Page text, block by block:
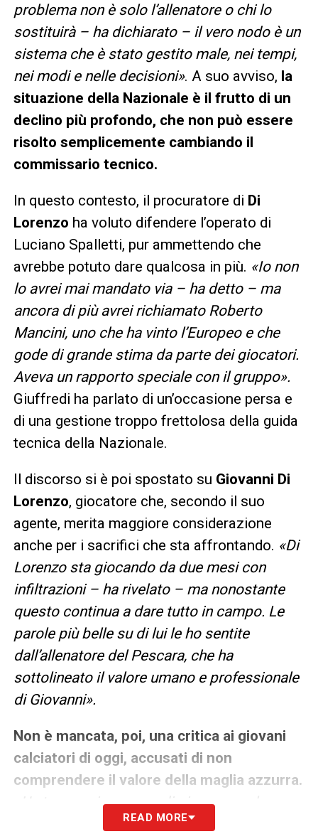
problema non è solo l’allenatore o chi lo
sostituirà – ha dichiarato – il vero nodo è un
sistema che è stato gestito male, nei tempi,
nei modi e nelle decisioni». A suo avviso, la
situazione della Nazionale è il frutto di un
declino più profondo, che non può essere
risolto semplicemente cambiando il
commissario tecnico.
In questo contesto, il procuratore di Di
Lorenzo ha voluto difendere l’operato di
Luciano Spalletti, pur ammettendo che
avrebbe potuto dare qualcosa in più. «Io non
lo avrei mai mandato via – ha detto – ma
ancora di più avrei richiamato Roberto
Mancini, uno che ha vinto l’Europeo e che
gode di grande stima da parte dei giocatori.
Aveva un rapporto speciale con il gruppo».
Giuffredi ha parlato di un’occasione persa e
di una gestione troppo frettolosa della guida
tecnica della Nazionale.
Il discorso si è poi spostato su Giovanni Di
Lorenzo, giocatore che, secondo il suo
agente, merita maggiore considerazione
anche per i sacrifici che sta affrontando. «Di
Lorenzo sta giocando da due mesi con
infiltrazioni – ha rivelato – ma nonostante
questo continua a dare tutto in campo. Le
parole più belle su di lui le ho sentite
dall’allenatore del Pescara, che ha
sottolineato il valore umano e professionale
di Giovanni».
Non è mancata, poi, una critica ai giovani
calciatori di oggi, accusati di non
comprendere il valore della maglia azzurra.
«Un tempo si sognava di giocare per la
Nazionale – ha detto Giuffredi – oggi i
READ MORE